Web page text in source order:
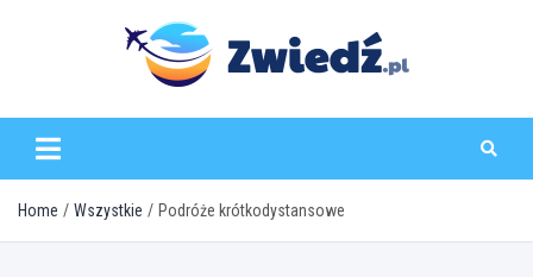
zwiedz.pl
Home Wszystkie Podróże krótkodystansowe